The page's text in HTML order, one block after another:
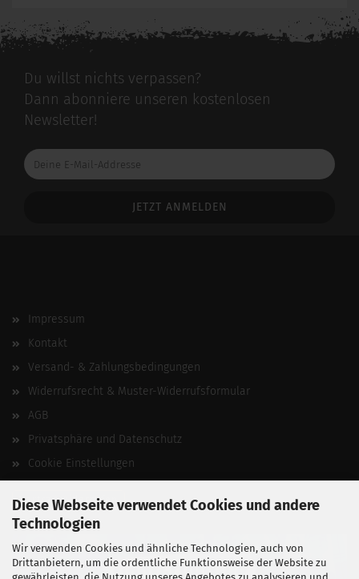
Diese Webseite verwendet Cookies und andere
Technologien
Wir verwenden Cookies und ähnliche Technologien, auch von
Drittanbietern, um die ordentliche Funktionsweise der Website zu
Du willst nichts verpassen?
Dann abonniere unseren kostenlosen
Newsletter!
Deine
E-
Impressum
Kontakt
Versand- & Zahlungsbedingungen
Widerrufsrecht & Muster-Widerrufsformular
AGB
Privatsphäre und Datenschutz
Cookie Einstellungen
Vertrag widerrufen